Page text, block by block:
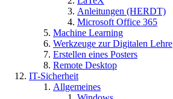
Anleitungen (HERDT)
Microsoft Office 365
Machine Learning
Werkzeuge zur Digitalen Lehre
Erstellen eines Posters
Remote Desktop
IT-Sicherheit
Allgemeines